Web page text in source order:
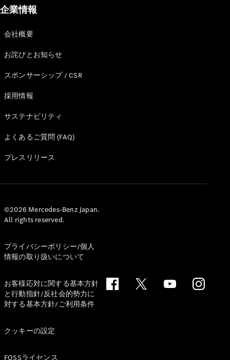
企業情報
会社概要
お詫びとお知らせ
スポンサーシップ / CSR
採用情報
サステナビリティ
よくあるご質問 (FAQ)
プレスリリース
©2026 Mercedes-Benz Japan.
All rights reserved.
プライバシーポリシー/個人
情報の取り扱いについて
お客様応対に関する基本方針
と行動指針/反社会的勢力に
対する基本方針/ご利用条件
クッキーの設定
FOSSライセンス